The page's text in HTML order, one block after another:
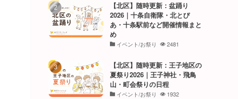
【北区】随時更新：盆踊り
2026｜十条自衛隊・北とぴ
あ・十条駅前など開催情報まと
め
イベント/お祭り 2481
【北区】随時更新：王子地区の
夏祭り2026｜王子神社・飛鳥
山・町会祭りの日程
イベント/お祭り 1932